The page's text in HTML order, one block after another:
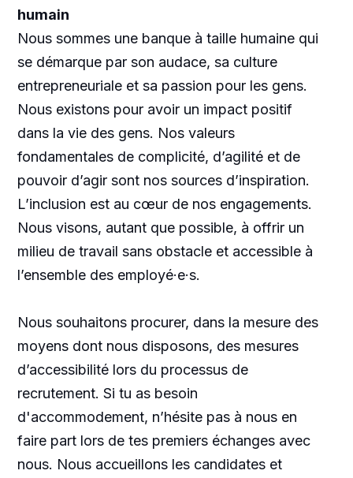
humain
Nous sommes une banque à taille humaine qui
se démarque par son audace, sa culture
entrepreneuriale et sa passion pour les gens.
Nous existons pour avoir un impact positif
dans la vie des gens. Nos valeurs
fondamentales de complicité, d’agilité et de
pouvoir d’agir sont nos sources d’inspiration.
L’inclusion est au cœur de nos engagements.
Nous visons, autant que possible, à offrir un
milieu de travail sans obstacle et accessible à
l’ensemble des employé·e·s.
Nous souhaitons procurer, dans la mesure des
moyens dont nous disposons, des mesures
d’accessibilité lors du processus de
recrutement. Si tu as besoin
d'accommodement, n’hésite pas à nous en
faire part lors de tes premiers échanges avec
nous. Nous accueillons les candidates et